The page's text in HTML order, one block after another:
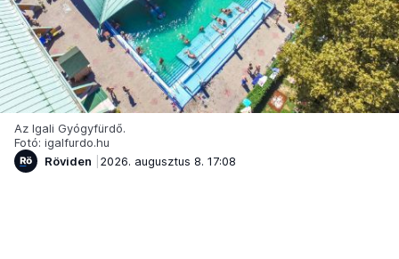
Az Igali Gyógyfürdő.
Fotó: igalfurdo.hu
Röviden
2026. augusztus 8. 17:08